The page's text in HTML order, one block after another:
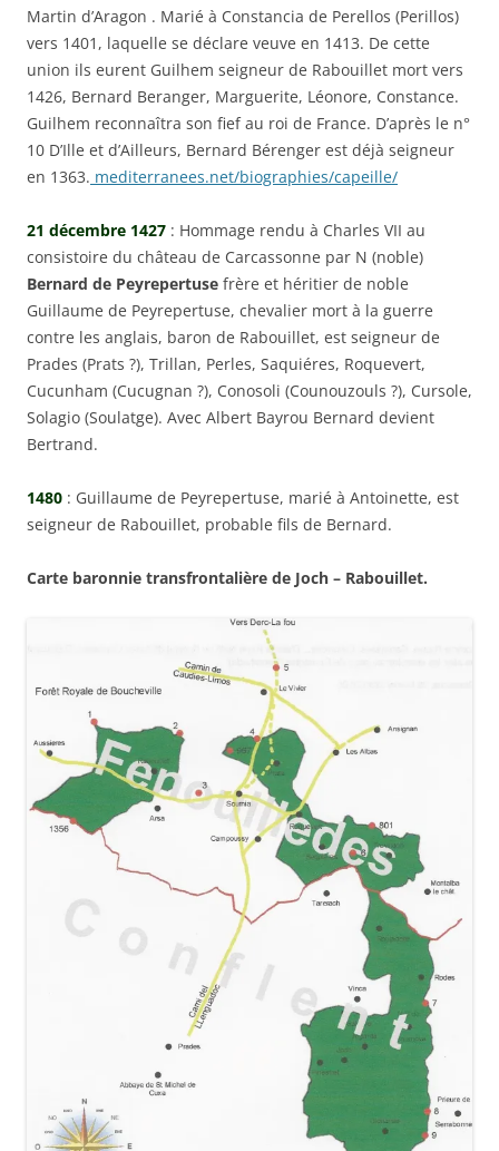
Martin d’Aragon . Marié à Constancia de Perellos (Perillos)
vers 1401, laquelle se déclare veuve en 1413. De cette
union ils eurent Guilhem seigneur de Rabouillet mort vers
1426, Bernard Beranger, Marguerite, Léonore, Constance.
Guilhem reconnaîtra son fief au roi de France. D’après le n°
10 D’Ille et d’Ailleurs, Bernard Bérenger est déjà seigneur
en 1363. mediterranees.net/biographies/capeille/
21 décembre 1427 : Hommage rendu à Charles VII au
consistoire du château de Carcassonne par N (noble)
Bernard de Peyrepertuse frère et héritier de noble
Guillaume de Peyrepertuse, chevalier mort à la guerre
contre les anglais, baron de Rabouillet, est seigneur de
Prades (Prats ?), Trillan, Perles, Saquiéres, Roquevert,
Cucunham (Cucugnan ?), Conosoli (Counouzouls ?), Cursole,
Solagio (Soulatge). Avec Albert Bayrou Bernard devient
Bertrand.
1480 : Guillaume de Peyrepertuse, marié à Antoinette, est
seigneur de Rabouillet, probable fils de Bernard.
Carte baronnie transfrontalière de Joch – Rabouillet.